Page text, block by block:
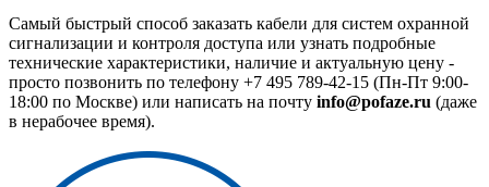
Самый быстрый способ заказать кабели для систем охранной
сигнализации и контроля доступа или узнать подробные
технические характеристики, наличие и актуальную цену -
просто позвонить по телефону +7 495 789-42-15 (Пн-Пт 9:00-
18:00 по Москве) или написать на почту info@pofaze.ru (даже
в нерабочее время).